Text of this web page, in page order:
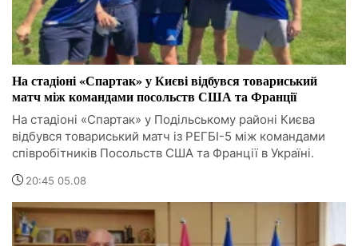
На стадіоні «Спартак» у Києві відбувся товариський
матч між командами посольств США та Франції
На стадіоні «Спартак» у Подільському районі Києва
відбувся товариський матч із РЕГБІ-5 між командами
співробітників Посольств США та Франції в Україні.
20:45 05.08